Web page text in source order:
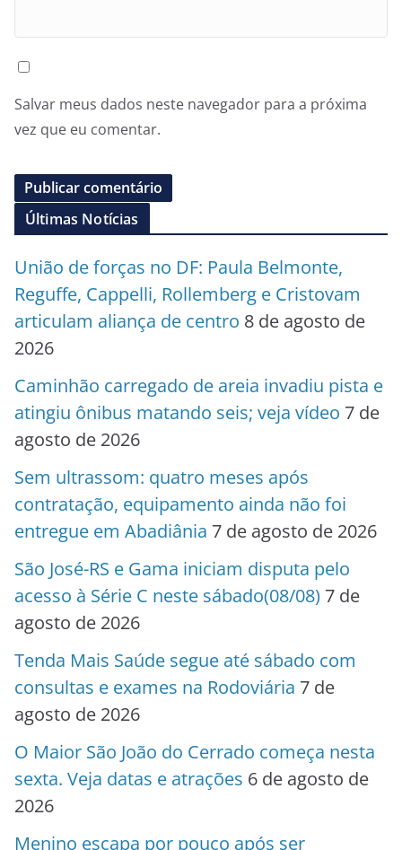
Salvar meus dados neste navegador para a próxima
vez que eu comentar.
Últimas Notícias
União de forças no DF: Paula Belmonte,
Reguffe, Cappelli, Rollemberg e Cristovam
articulam aliança de centro 8 de agosto de
2026
Caminhão carregado de areia invadiu pista e
atingiu ônibus matando seis; veja vídeo 7 de
agosto de 2026
Sem ultrassom: quatro meses após
contratação, equipamento ainda não foi
entregue em Abadiânia 7 de agosto de 2026
São José-RS e Gama iniciam disputa pelo
acesso à Série C neste sábado(08/08) 7 de
agosto de 2026
Tenda Mais Saúde segue até sábado com
consultas e exames na Rodoviária 7 de
agosto de 2026
O Maior São João do Cerrado começa nesta
sexta. Veja datas e atrações 6 de agosto de
2026
Menino escapa por pouco após ser